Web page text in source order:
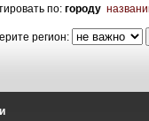
по: городу
регион: